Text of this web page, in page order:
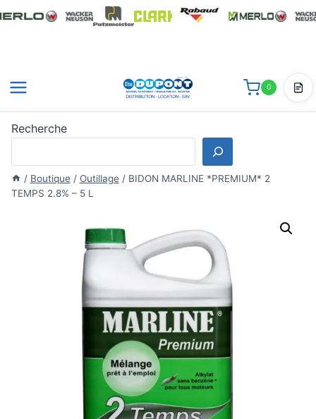
0
/ Boutique / Outillage / BIDON MARLINE *PREMIUM* 2
TEMPS 2.8% – 5 L
Recherche